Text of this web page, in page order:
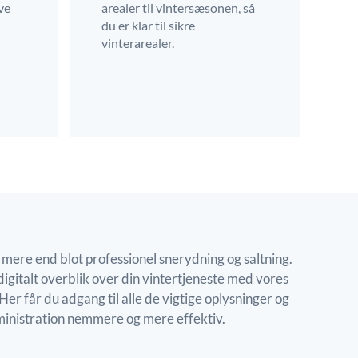
arealer til vintersæsonen, så
du er klar til sikre
vinterarealer.
end blot professionel snerydning og saltning.
overblik over din vintertjeneste med vores
får du adgang til alle de vigtige oplysninger og
nemmere og mere effektiv.